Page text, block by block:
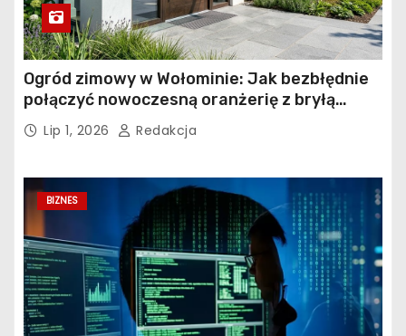
Ogród zimowy w Wołominie: Jak bezbłędnie
połączyć nowoczesną oranżerię z bryłą
istniejącego budynku?
Lip 1, 2026 Redakcja
BIZNES